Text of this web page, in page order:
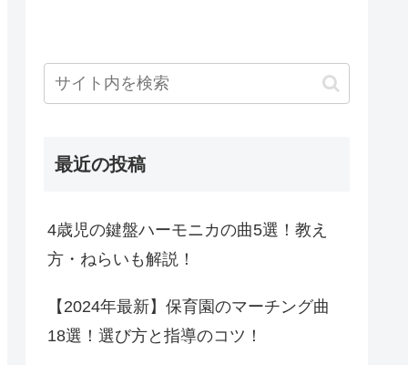
最近の投稿
4歳児の鍵盤ハーモニカの曲5選！教え
方・ねらいも解説！
【2024年最新】保育園のマーチング曲
18選！選び方と指導のコツ！